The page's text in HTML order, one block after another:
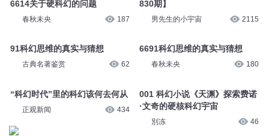
6614关于硬科幻的问题
春秋未央 187
91科幻思维的真实与猜想
古典名著鉴赏 62
“科幻时代”里的科幻该何去何从
正观新闻 434
830期】
男先生的小宇宙 2115
6691科幻思维的真实与猜想
春秋未央 180
001 科幻小说《天渊》探索费诺
·文奇的硬核科幻宇宙
別冻 46